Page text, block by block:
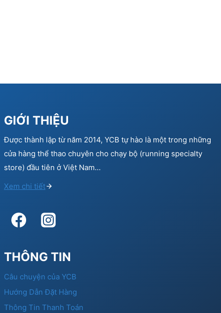
GIỚI THIỆU
Được thành lập từ năm 2014, YCB tự hào là một trong những
cửa hàng thể thao chuyên cho chạy bộ (running specialty
store) đầu tiên ở Việt Nam…
Xem chi tiết
THÔNG TIN
Câu chuyện của YCB
Hướng Dẫn Đặt Hàng
Thông Tin Thanh Toán